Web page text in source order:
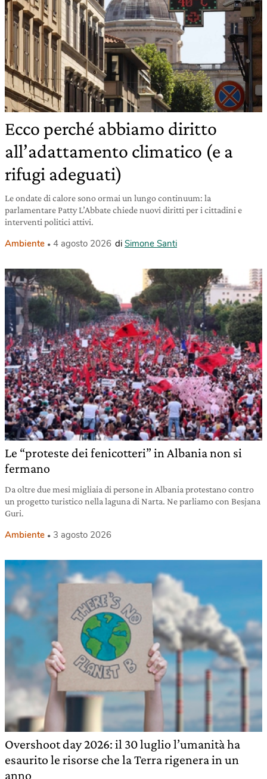
Ecco perché abbiamo diritto
all’adattamento climatico (e a
rifugi adeguati)
Le ondate di calore sono ormai un lungo continuum: la
parlamentare Patty L’Abbate chiede nuovi diritti per i cittadini e
interventi politici attivi.
Ambiente 4 agosto 2026 di Simone Santi
Le “proteste dei fenicotteri” in Albania non si
fermano
Da oltre due mesi migliaia di persone in Albania protestano contro
un progetto turistico nella laguna di Narta. Ne parliamo con Besjana
Guri.
Ambiente 3 agosto 2026
Overshoot day 2026: il 30 luglio l’umanità ha
esaurito le risorse che la Terra rigenera in un
anno